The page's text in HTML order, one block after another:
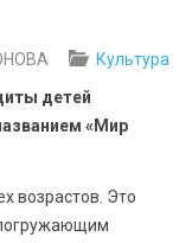
Культура
детей
«Мир
возрастов. Это